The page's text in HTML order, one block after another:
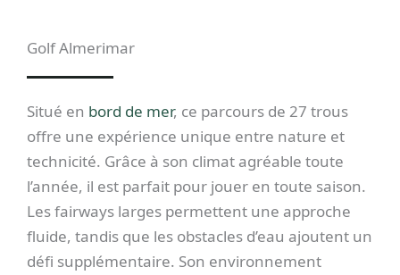
Golf Almerimar
Situé en bord de mer, ce parcours de 27 trous
offre une expérience unique entre nature et
technicité. Grâce à son climat agréable toute
l’année, il est parfait pour jouer en toute saison.
Les fairways larges permettent une approche
fluide, tandis que les obstacles d’eau ajoutent un
défi supplémentaire. Son environnement